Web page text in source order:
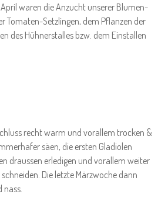
waren die Anzucht unserer Blumen-
Tomaten-Setzlingen, dem Pflanzen der
des Hühnerstalles bzw. dem Einstallen
recht warm und vorallem trocken &
säen, die ersten Gladiolen
draussen erledigen und vorallem weiter
Die letzte Märzwoche dann
nass.